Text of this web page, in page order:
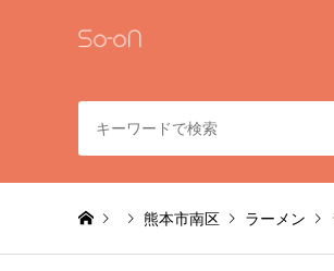
熊本市南区 ラーメン